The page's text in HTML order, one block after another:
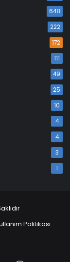
648
222
172
111
49
25
10
4
4
3
1
Politikası